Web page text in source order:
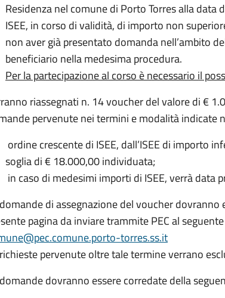
Residenza nel comune di Porto Torres alla data
ISEE, in corso di validità, di importo non
non aver già presentato domanda nell’ambito
beneficiario nella medesima procedura.
Per la partecipazione al corso è necessario il
riassegnati n. 14 voucher del valore di €
pervenute nei termini e modalità indicate
ordine crescente di ISEE, dall’ISEE di importo
soglia di € 18.000,00 individuata;
in caso di medesimi importi di ISEE, verrà data
di assegnazione del voucher
pagina da inviare trammite PEC al
torres.ss.it
pervenute oltre tale termine verrano
dovranno essere corredate della